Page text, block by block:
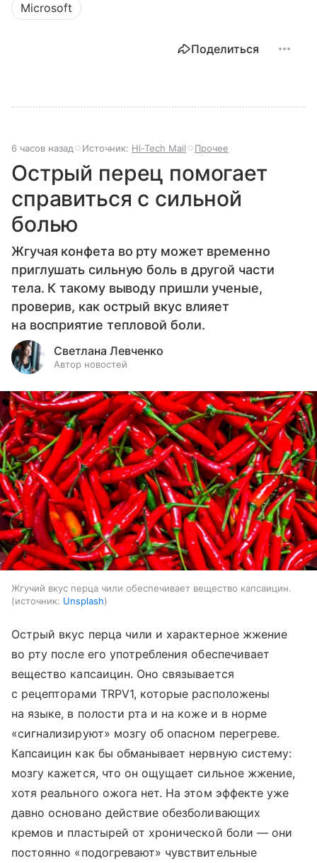
Microsoft
Поделиться
6 часов назад Источник: Hi-Tech Mail Прочее
Острый перец помогает
справиться с сильной
болью
Жгучая конфета во рту может временно
приглушать сильную боль в другой части
тела. К такому выводу пришли ученые,
проверив, как острый вкус влияет
на восприятие тепловой боли.
Светлана Левченко
Автор новостей
Жгучий вкус перца чили обеспечивает вещество капсаицин.
источник: Unsplash
Острый вкус перца чили и характерное жжение
во рту после его употребления обеспечивает
вещество капсаицин. Оно связывается
с рецепторами TRPV1, которые расположены
на языке, в полости рта и на коже и в норме
«сигнализируют» мозгу об опасном перегреве.
Капсаицин как бы обманывает нервную систему:
мозгу кажется, что он ощущает сильное жжение,
хотя реального ожога нет. На этом эффекте уже
давно основано действие обезболивающих
кремов и пластырей от хронической боли — они
постоянно «подогревают» чувствительные